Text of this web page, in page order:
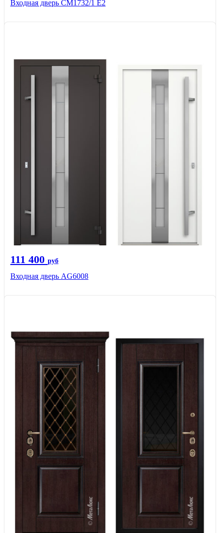
Входная дверь СМ1732/1 Е2
111 400 руб
Входная дверь AG6008